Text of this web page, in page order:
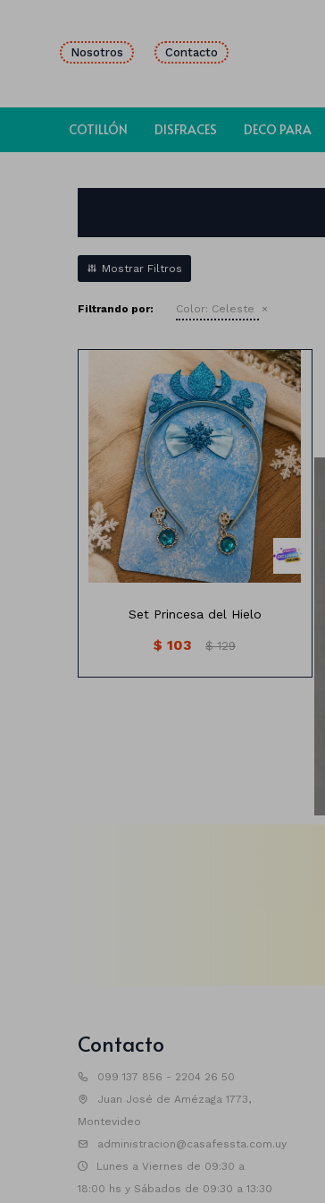
COTILLÓN DISFRACES DECO PARA
Nosotros Contacto
Filtrando por: Color: Celeste
Incluye
Vincha
Broche
Caravanas
Set Princesa del Hielo
$ 103 $ 129
Contacto
099 137 856 - 2204 26 50
Juan José de Amézaga 1773,
Montevideo
administracion@casafessta.com.uy
Lunes a Viernes de 09:30 a
18:00 hs y Sábados de 09:30 a 13:30